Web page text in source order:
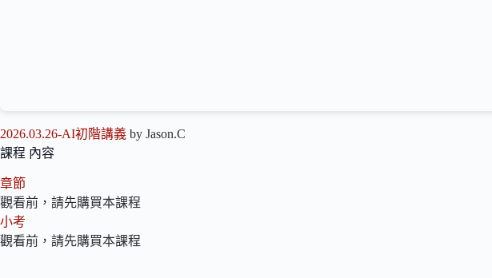
2026.03.26-AI初階講義 by Jason.C
課程 內容
章節
觀看前，請先購買本課程
小考
觀看前，請先購買本課程